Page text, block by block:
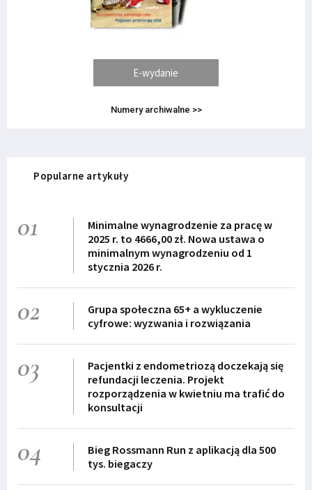
E-wydanie
Numery archiwalne >>
Popularne artykuły
01
Minimalne wynagrodzenie za pracę w
2025 r. to 4666,00 zł. Nowa ustawa o
minimalnym wynagrodzeniu od 1
stycznia 2026 r.
02
Grupa społeczna 65+ a wykluczenie
cyfrowe: wyzwania i rozwiązania
03
Pacjentki z endometriozą doczekają się
refundacji leczenia. Projekt
rozporządzenia w kwietniu ma trafić do
konsultacji
04
Bieg Rossmann Run z aplikacją dla 500
tys. biegaczy